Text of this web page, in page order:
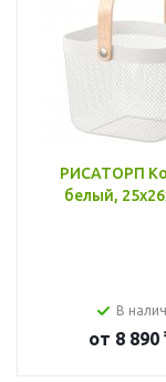
РИСАТОРП
белый,
В
от 8 890